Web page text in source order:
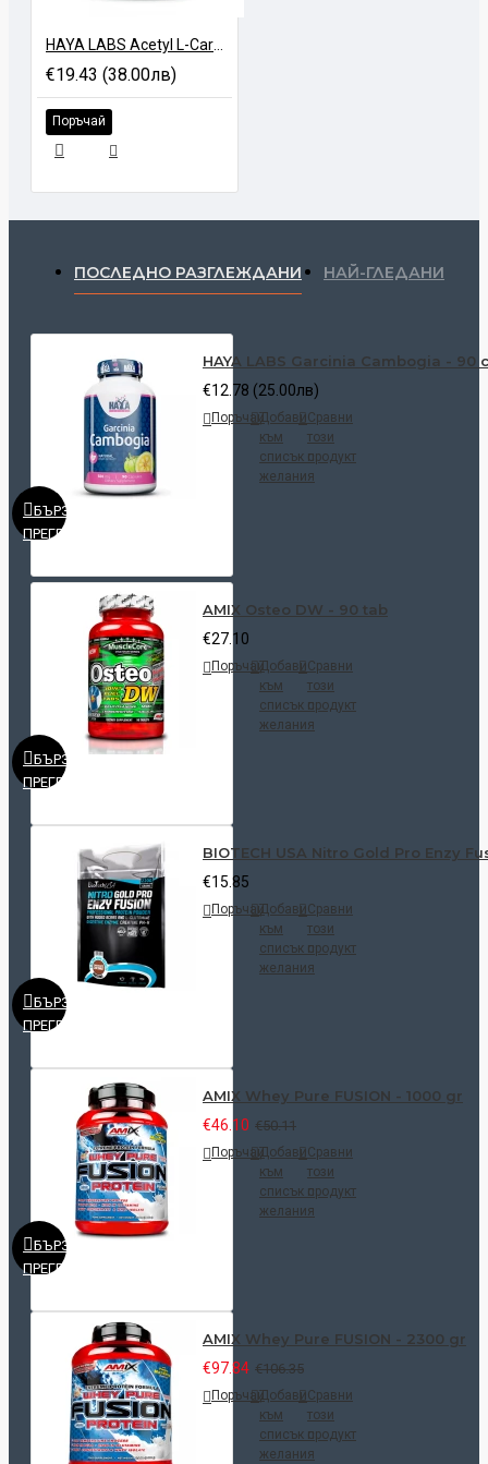
HAYA LABS Acetyl L-Carnitine - 100 caps
€19.43 (38.00лв)
Поръчай
ПОСЛЕДНО РАЗГЛЕЖДАНИ НАЙ-ГЛЕДАНИ
БЪРЗ
ПРЕГЛЕД
HAYA LABS Garcinia Cambogia - 90
€12.78 (25.00лв)
ПоръчайДобави
към
списък с
желания
Сравни
този
продукт
БЪРЗ
ПРЕГЛЕД
AMIX Osteo DW - 90 tab
€27.10
ПоръчайДобави
към
списък с
желания
Сравни
този
продукт
БЪРЗ
ПРЕГЛЕД
BIOTECH USA Nitro Gold Pro Enzy
€15.85
ПоръчайДобави
към
списък с
желания
Сравни
този
продукт
БЪРЗ
ПРЕГЛЕД
AMIX Whey Pure FUSION - 1000 gr
€46.10 €50.11
ПоръчайДобави
към
списък с
желания
Сравни
този
продукт
AMIX Whey Pure FUSION - 2300 gr
€97.84 €106.35
ПоръчайДобави
към
списък с
желания
Сравни
този
продукт